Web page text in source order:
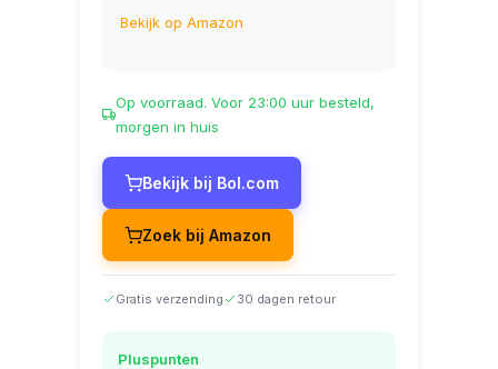
Bekijk op Amazon
Op voorraad. Voor 23:00 uur besteld,
morgen in huis
Bekijk bij Bol.com
Zoek bij Amazon
Gratis verzending 30 dagen retour
Pluspunten